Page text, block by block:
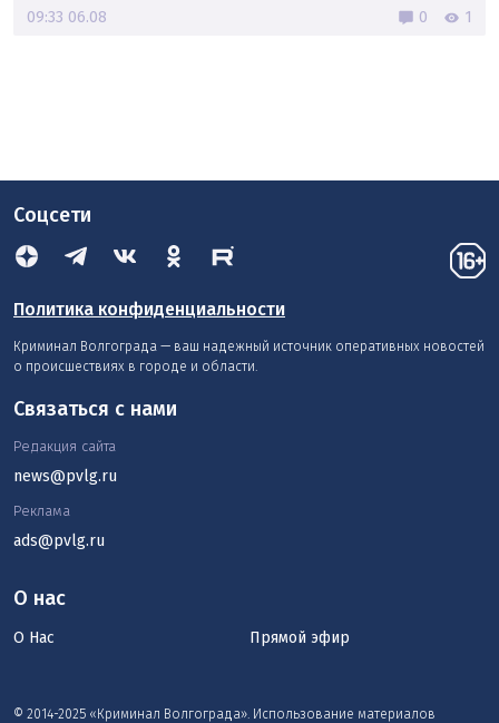
09:33 06.08 0 1
Соцсети
Политика конфиденциальности
Криминал Волгограда — ваш надежный источник оперативных новостей
о происшествиях в городе и области.
О нас
О Нас Прямой эфир
© 2014-2025 «Криминал Волгограда». Использование материалов
Связаться с нами
Редакция сайта
news@pvlg.ru
Реклама
ads@pvlg.ru